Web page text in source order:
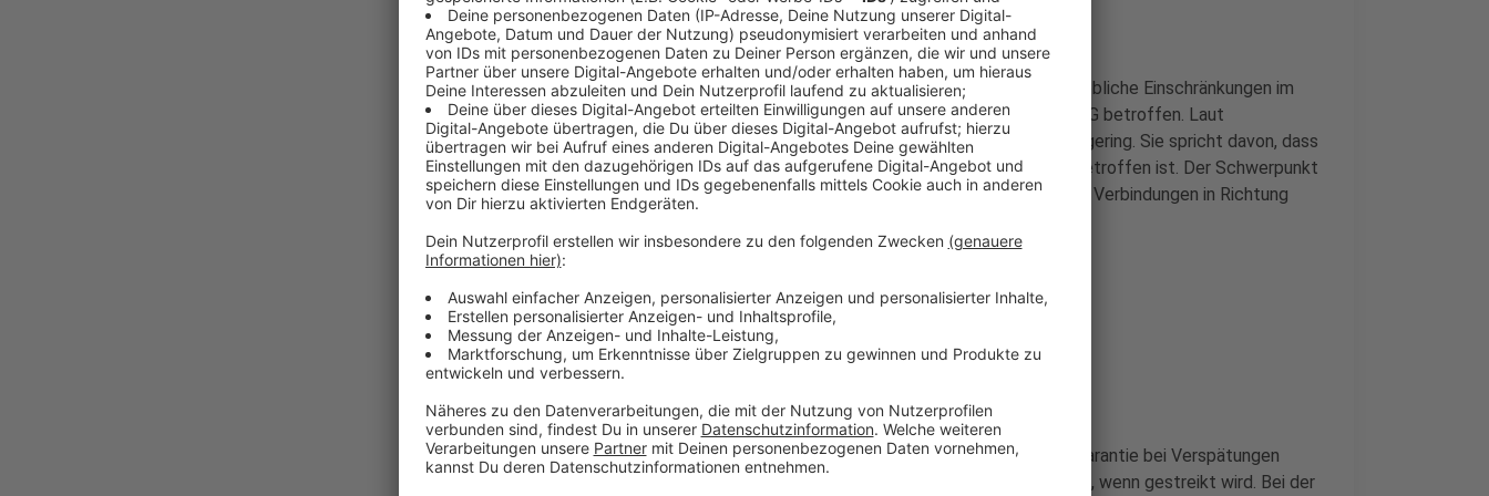
Anzeige
Pendler und Schüler müssen sich heute in vielen Städten auf erhebliche Einschränkungen im
Nahverkehr einstellen. Bei uns im Kreis Wesel ist die Moerser NIAG betroffen. Laut
Unternehmen ist die Beteiligung am Streik bei uns aber offenbar gering. Sie spricht davon, dass
wohl jede neunte Verbindung von Ausfällen oder Verspätungen betroffen ist. Der Schwerpunkt
liegt in Moers, Kamp-Lintfort und Neukirchen-Vluyn. Vor allem bei Verbindungen in Richtung
Tochterfirma LOOK und Rheinlandbus nicht betroffen
Anzeige
Diskutiert wird aktuell wohl noch, ob die landesweite Mobilitätsgarantie bei Verspätungen
heute greift. Eigentlich gibt es für Buspendler keine Erstattungen, wenn gestreikt wird. Bei der